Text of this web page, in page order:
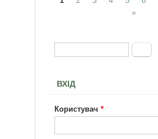
Сторінки
»
Пошукова форма
Пошук
ВХІД
Користувач*